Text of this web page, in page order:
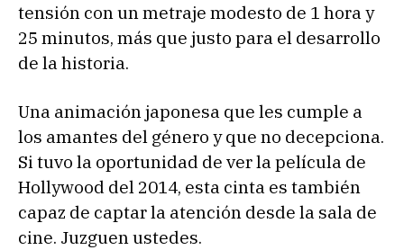
tensión con un metraje modesto de 1 hora y
25 minutos, más que justo para el desarrollo
de la historia.
Una animación japonesa que les cumple a
los amantes del género y que no decepciona.
Si tuvo la oportunidad de ver la película de
Hollywood del 2014, esta cinta es también
capaz de captar la atención desde la sala de
cine. Juzguen ustedes.